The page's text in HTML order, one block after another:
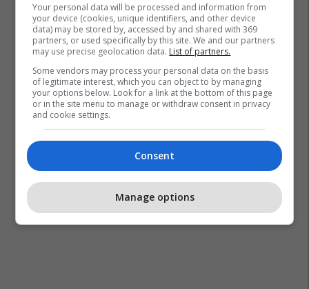
Your personal data will be processed and information from
your device (cookies, unique identifiers, and other device
data) may be stored by, accessed by and shared with 369
partners, or used specifically by this site. We and our partners
may use precise geolocation data. List of partners.
Some vendors may process your personal data on the basis
of legitimate interest, which you can object to by managing
your options below. Look for a link at the bottom of this page
or in the site menu to manage or withdraw consent in privacy
and cookie settings.
Consent
Manage options